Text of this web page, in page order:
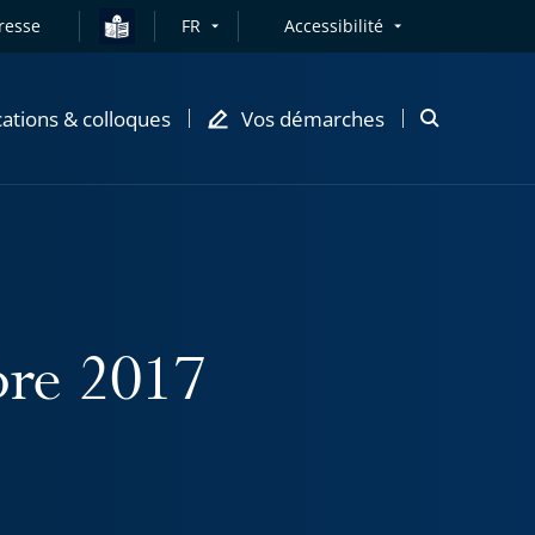
FR Accessibilité
& colloques Vos démarches
Ouvrir
2017